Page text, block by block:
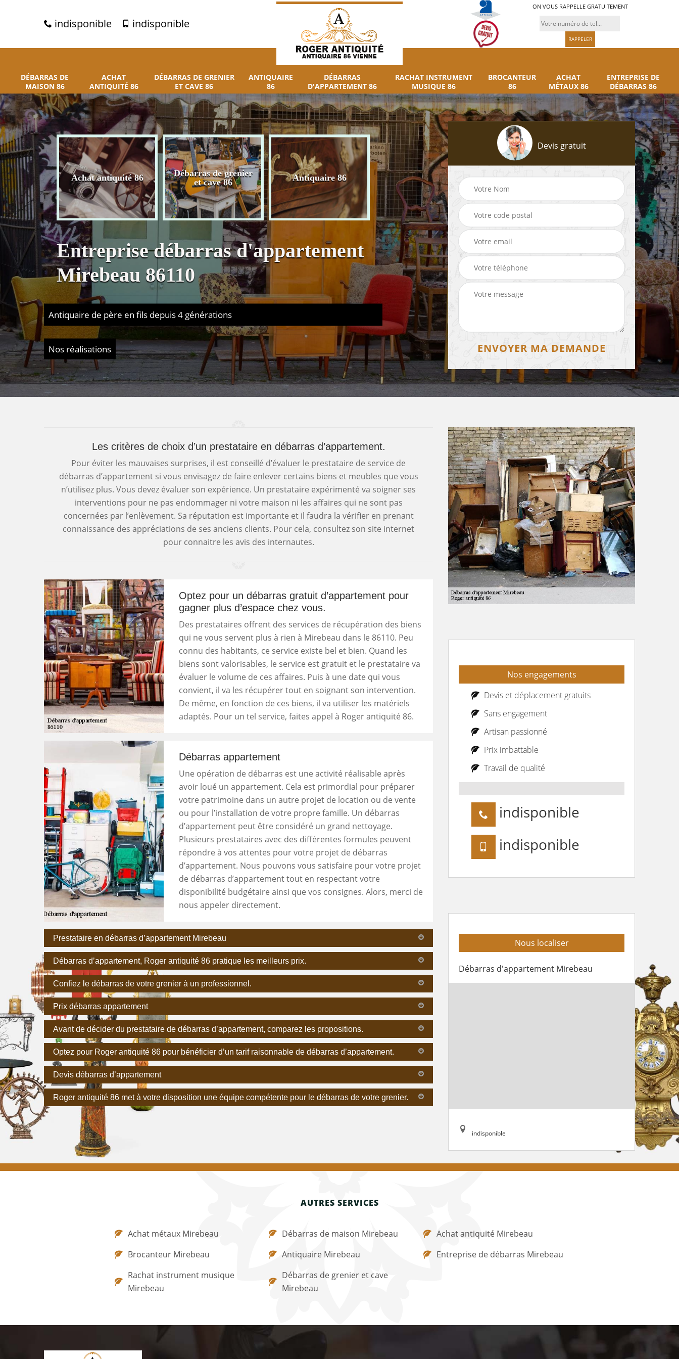
indisponible indisponible
ON VOUS RAPPELLE GRATUITEMENT
DÉBARRAS DE
MAISON 86
ACHAT
ANTIQUITÉ 86
DÉBARRAS DE GRENIER
ET CAVE 86
ANTIQUAIRE
86
DÉBARRAS
D'APPARTEMENT 86
RACHAT INSTRUMENT
MUSIQUE 86
BROCANTEUR
86
ACHAT
MÉTAUX 86
ENTREPRISE DE
DÉBARRAS 86
maison
Achat antiquité 86
Débarras de grenier
et cave 86
Antiquaire 86
Débarras
d'appartement 86
Brocanteur 86
Entreprise débarras d'appartement
Mirebeau 86110
Antiquaire de père en fils depuis 4 générations
Nos réalisations
Devis gratuit
Les critères de choix d’un prestataire en débarras d’appartement.
Pour éviter les mauvaises surprises, il est conseillé d’évaluer le prestataire de service de
débarras d’appartement si vous envisagez de faire enlever certains biens et meubles que vous
n’utilisez plus. Vous devez évaluer son expérience. Un prestataire expérimenté va soigner ses
interventions pour ne pas endommager ni votre maison ni les affaires qui ne sont pas
concernées par l’enlèvement. Sa réputation est importante et il faudra la vérifier en prenant
connaissance des appréciations de ses anciens clients. Pour cela, consultez son site internet
pour connaitre les avis des internautes.
Optez pour un débarras gratuit d’appartement pour
gagner plus d’espace chez vous.
Des prestataires offrent des services de récupération des biens
qui ne vous servent plus à rien à Mirebeau dans le 86110. Peu
connu des habitants, ce service existe bel et bien. Quand les
biens sont valorisables, le service est gratuit et le prestataire va
évaluer le volume de ces affaires. Puis à une date qui vous
convient, il va les récupérer tout en soignant son intervention.
De même, en fonction de ces biens, il va utiliser les matériels
adaptés. Pour un tel service, faites appel à Roger antiquité 86.
Débarras appartement
Une opération de débarras est une activité réalisable après
avoir loué un appartement. Cela est primordial pour préparer
votre patrimoine dans un autre projet de location ou de vente
ou pour l’installation de votre propre famille. Un débarras
d’appartement peut être considéré un grand nettoyage.
Plusieurs prestataires avec des différentes formules peuvent
répondre à vos attentes pour votre projet de débarras
d’appartement. Nous pouvons vous satisfaire pour votre projet
de débarras d’appartement tout en respectant votre
disponibilité budgétaire ainsi que vos consignes. Alors, merci de
nous appeler directement.
Prestataire en débarras d’appartement Mirebeau
Débarras d’appartement, Roger antiquité 86 pratique les meilleurs prix.
Confiez le débarras de votre grenier à un professionnel.
Prix débarras appartement
Avant de décider du prestataire de débarras d’appartement, comparez les propositions.
Optez pour Roger antiquité 86 pour bénéficier d’un tarif raisonnable de débarras d’appartement.
Devis débarras d’appartement
Roger antiquité 86 met à votre disposition une équipe compétente pour le débarras de votre grenier.
Nos engagements
Devis et déplacement gratuits
Sans engagement
Artisan passionné
Prix imbattable
Travail de qualité
indisponible
indisponible
Nous localiser
Débarras d'appartement Mirebeau
indisponible
AUTRES SERVICES
Achat métaux Mirebeau
Brocanteur Mirebeau
Rachat instrument musique
Mirebeau
Débarras de maison Mirebeau
Antiquaire Mirebeau
Débarras de grenier et cave
Mirebeau
Achat antiquité Mirebeau
Entreprise de débarras Mirebeau